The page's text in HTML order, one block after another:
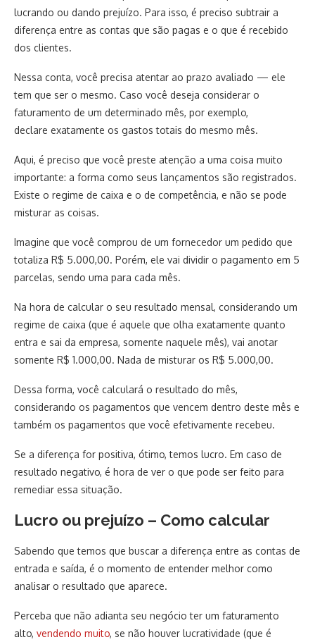
lucrando ou dando prejuízo. Para isso, é preciso subtrair a
diferença entre as contas que são pagas e o que é recebido
dos clientes.
Nessa conta, você precisa atentar ao prazo avaliado — ele
tem que ser o mesmo. Caso você deseja considerar o
faturamento de um determinado mês, por exemplo,
declare exatamente os gastos totais do mesmo mês.
Aqui, é preciso que você preste atenção a uma coisa muito
importante: a forma como seus lançamentos são registrados.
Existe o regime de caixa e o de competência, e não se pode
misturar as coisas.
Imagine que você comprou de um fornecedor um pedido que
totaliza R$ 5.000,00. Porém, ele vai dividir o pagamento em 5
parcelas, sendo uma para cada mês.
Na hora de calcular o seu resultado mensal, considerando um
regime de caixa (que é aquele que olha exatamente quanto
entra e sai da empresa, somente naquele mês), vai anotar
somente R$ 1.000,00. Nada de misturar os R$ 5.000,00.
Dessa forma, você calculará o resultado do mês,
considerando os pagamentos que vencem dentro deste mês e
também os pagamentos que você efetivamente recebeu.
Se a diferença for positiva, ótimo, temos lucro. Em caso de
resultado negativo, é hora de ver o que pode ser feito para
remediar essa situação.
Lucro ou prejuízo – Como calcular
Sabendo que temos que buscar a diferença entre as contas de
entrada e saída, é o momento de entender melhor como
analisar o resultado que aparece.
Perceba que não adianta seu negócio ter um faturamento
alto, vendendo muito, se não houver lucratividade (que é